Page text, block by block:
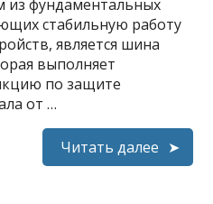
из фундаментальных
стабильную работу
является шина
выполняет
по защите
от …
Читать далее